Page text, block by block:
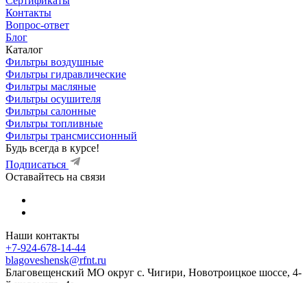
Контакты
Вопрос-ответ
Блог
Каталог
Фильтры воздушные
Фильтры гидравлические
Фильтры масляные
Фильтры осушителя
Фильтры салонные
Фильтры топливные
Фильтры трансмиссионный
Будь всегда в курсе!
Подписаться
Оставайтесь на связи
Наши контакты
+7-924-678-14-44‬
blagoveshensk@rfnt.ru
Благовещенский МО округ с. Чигири, Новотроицкое шоссе, 4-